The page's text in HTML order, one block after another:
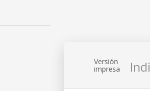
Versión
impresa